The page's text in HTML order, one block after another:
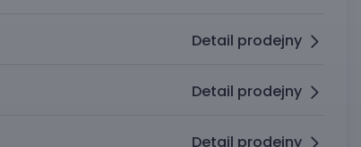
Detail prodejny
Detail prodejny
Detail prodejny